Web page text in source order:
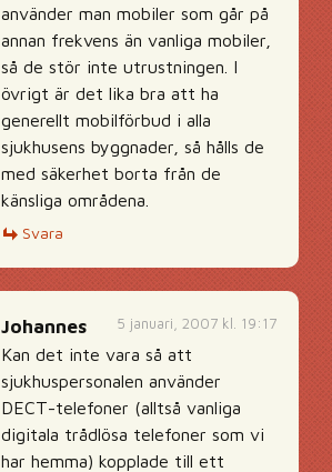
använder man mobiler som går på
annan frekvens än vanliga mobiler,
så de stör inte utrustningen. I
övrigt är det lika bra att ha
generellt mobilförbud i alla
sjukhusens byggnader, så hålls de
med säkerhet borta från de
känsliga områdena.
Svara
5 januari, 2007 kl. 19:17
Johannes
Kan det inte vara så att
sjukhuspersonalen använder
DECT-telefoner (alltså vanliga
digitala trådlösa telefoner som vi
har hemma) kopplade till ett